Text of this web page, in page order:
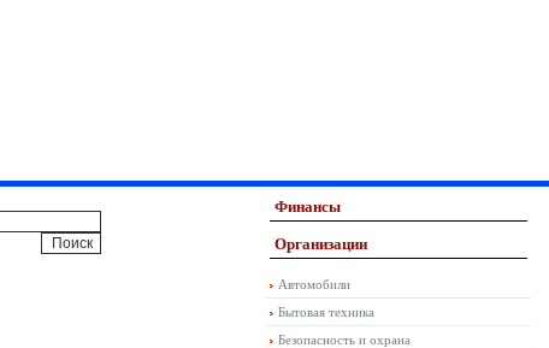
Финансы
Организации
Автомобили
Бытовая техника
Безопасность и охрана